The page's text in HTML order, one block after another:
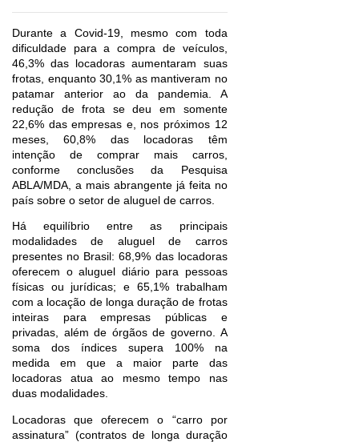
Durante a Covid-19, mesmo com toda
dificuldade para a compra de veículos,
46,3% das locadoras aumentaram suas
frotas, enquanto 30,1% as mantiveram no
patamar anterior ao da pandemia. A
redução de frota se deu em somente
22,6% das empresas e, nos próximos 12
meses, 60,8% das locadoras têm
intenção de comprar mais carros,
conforme conclusões da Pesquisa
ABLA/MDA, a mais abrangente já feita no
país sobre o setor de aluguel de carros.
Há equilíbrio entre as principais
modalidades de aluguel de carros
presentes no Brasil: 68,9% das locadoras
oferecem o aluguel diário para pessoas
físicas ou jurídicas; e 65,1% trabalham
com a locação de longa duração de frotas
inteiras para empresas públicas e
privadas, além de órgãos de governo. A
soma dos índices supera 100% na
medida em que a maior parte das
locadoras atua ao mesmo tempo nas
duas modalidades.
Locadoras que oferecem o “carro por
assinatura” (contratos de longa duração